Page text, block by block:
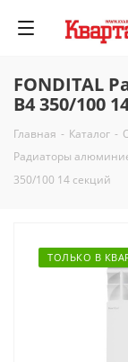
FONDITAL
B4 350/100
Главная - Каталог -
Радиаторы
350/100 14 секций
ТОЛЬКО В